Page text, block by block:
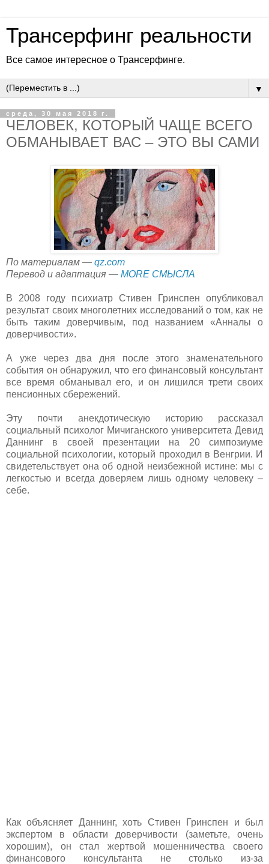
Трансерфинг реальности
Все самое интересное о Трансерфинге.
▼
среда, 30 мая 2018 г.
ЧЕЛОВЕК, КОТОРЫЙ ЧАЩЕ ВСЕГО
ОБМАНЫВАЕТ ВАС – ЭТО ВЫ САМИ
По материалам — qz.com
Перевод и адаптация — MORE СМЫСЛА
В 2008 году психиатр Стивен Гринспен опубликовал
результат своих многолетних исследований о том, как не
быть таким доверчивым, под названием «Анналы о
доверчивости».
А уже через два дня после этого знаменательного
события он обнаружил, что его финансовый консультант
все время обманывал его, и он лишился трети своих
пенсионных сбережений.
Эту почти анекдотическую историю рассказал
социальный психолог Мичиганского университета Девид
Даннинг в своей презентации на 20 симпозиуме
социальной психологии, который проходил в Венгрии. И
свидетельствует она об одной неизбежной истине: мы с
легкостью и всегда доверяем лишь одному человеку –
себе.
Как объясняет Даннинг, хоть Стивен Гринспен и был
экспертом в области доверчивости (заметьте, очень
хорошим), он стал жертвой мошенничества своего
финансового консультанта не столько из-за